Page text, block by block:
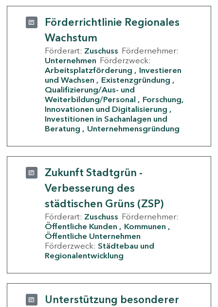
Förderrichtlinie Regionales
Wachstum
Förderart: Zuschuss Fördernehmer:
Unternehmen Förderzweck:
Arbeitsplatzförderung
Investieren
und Wachsen
Existenzgründung
Qualifizierung/Aus- und
Weiterbildung/Personal
Forschung,
Innovationen und Digitalisierung
Investitionen in Sachanlagen und
Beratung
Unternehmensgründung
Zukunft Stadtgrün -
Verbesserung des
städtischen Grüns (ZSP)
Förderart: Zuschuss Fördernehmer:
Öffentliche Kunden
Kommunen
Öffentliche Unternehmen
Förderzweck: Städtebau und
Regionalentwicklung
Unterstützung besonderer